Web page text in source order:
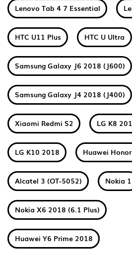
Lenovo Tab 4 7 Essential
HTC U11 Plus HTC U Ultra
Samsung Galaxy J6 2018 (J600)
Samsung Galaxy J4 2018 (J400)
Xiaomi Redmi S2 LG K8
LG K10 2018 Huawei
Alcatel 3 (OT-5052) Nokia 1
Nokia X6 2018 (6.1 Plus)
Huawei Y6 Prime 2018